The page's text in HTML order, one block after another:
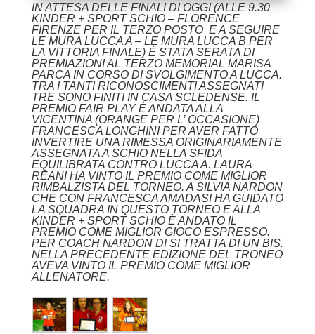
IN ATTESA DELLE FINALI DI OGGI (ALLE 9.30
KINDER + SPORT SCHIO – FLORENCE
FIRENZE PER IL TERZO POSTO E A SEGUIRE
LE MURA LUCCA A – LE MURA LUCCA B PER
LA VITTORIA FINALE) È STATA SERATA DI
PREMIAZIONI AL TERZO MEMORIAL MARISA
PARCA IN CORSO DI SVOLGIMENTO A LUCCA.
TRA I TANTI RICONOSCIMENTI ASSEGNATI
TRE SONO FINITI IN CASA SCLEDENSE. IL
PREMIO FAIR PLAY È ANDATA ALLA
VICENTINA (ORANGE PER L’ OCCASIONE)
FRANCESCA LONGHINI PER AVER FATTO
INVERTIRE UNA RIMESSA ORIGINARIAMENTE
ASSEGNATA A SCHIO NELLA SFIDA
EQUILIBRATA CONTRO LUCCA A. LAURA
REANI HA VINTO IL PREMIO COME MIGLIOR
RIMBALZISTA DEL TORNEO. A SILVIA NARDON
CHE CON FRANCESCA AMADASI HA GUIDATO
LA SQUADRA IN QUESTO TORNEO E ALLA
KINDER + SPORT SCHIO È ANDATO IL
PREMIO COME MIGLIOR GIOCO ESPRESSO.
PER COACH NARDON DI SI TRATTA DI UN BIS.
NELLA PRECEDENTE EDIZIONE DEL TRONEO
AVEVA VINTO IL PREMIO COME MIGLIOR
ALLENATORE.